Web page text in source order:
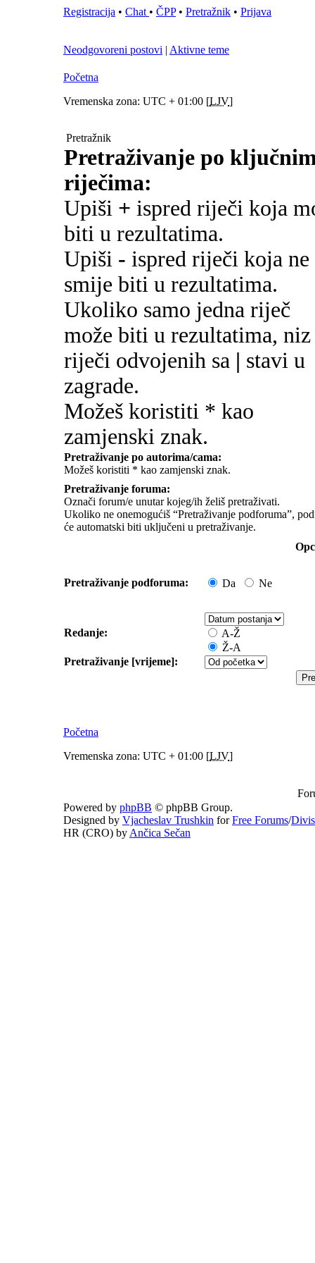
Registracija • Chat • ČPP• Pretražnik • Prijava
Neodgovoreni postovi | Aktivne teme
Početna
Vremenska zona: UTC + 01:00 [LJV]
Pretražnik
Pretraživanje po
riječima:
Upiši + ispred riječi koja
biti u rezultatima.
Upiši - ispred riječi koja ne
smije biti u rezultatima.
Ukoliko samo jedna riječ
može biti u rezultatima, niz
riječi odvojenih sa | stavi u
zagrade.
Možeš koristiti * kao
zamjenski znak.
Pretraživanje po autorima/cama:
Možeš koristiti * kao zamjenski znak.
Pretraživanje foruma:
Označi forum/e unutar kojeg/ih želiš pretraživati.
Ukoliko ne onemogućiš “Pretraživanje podforuma”,
će automatski biti uključeni u pretraživanje.
Pretraživanje podforuma: Da Ne
Redanje:
A-Ž
Ž-A
Pretraživanje [vrijeme]:
Početna
Vremenska zona: UTC + 01:00 [LJV]
Powered by phpBB © phpBB Group.
Designed by Vjacheslav Trushkin forFree Forums/
HR (CRO) by Ančica Sečan